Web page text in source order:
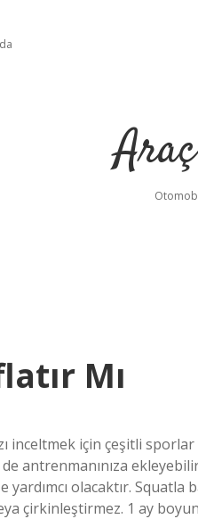
Mı
inceltmek için çeşitli
antrenmanınıza
olacaktır. Squatla
çirkinleştirmez. 1 ay